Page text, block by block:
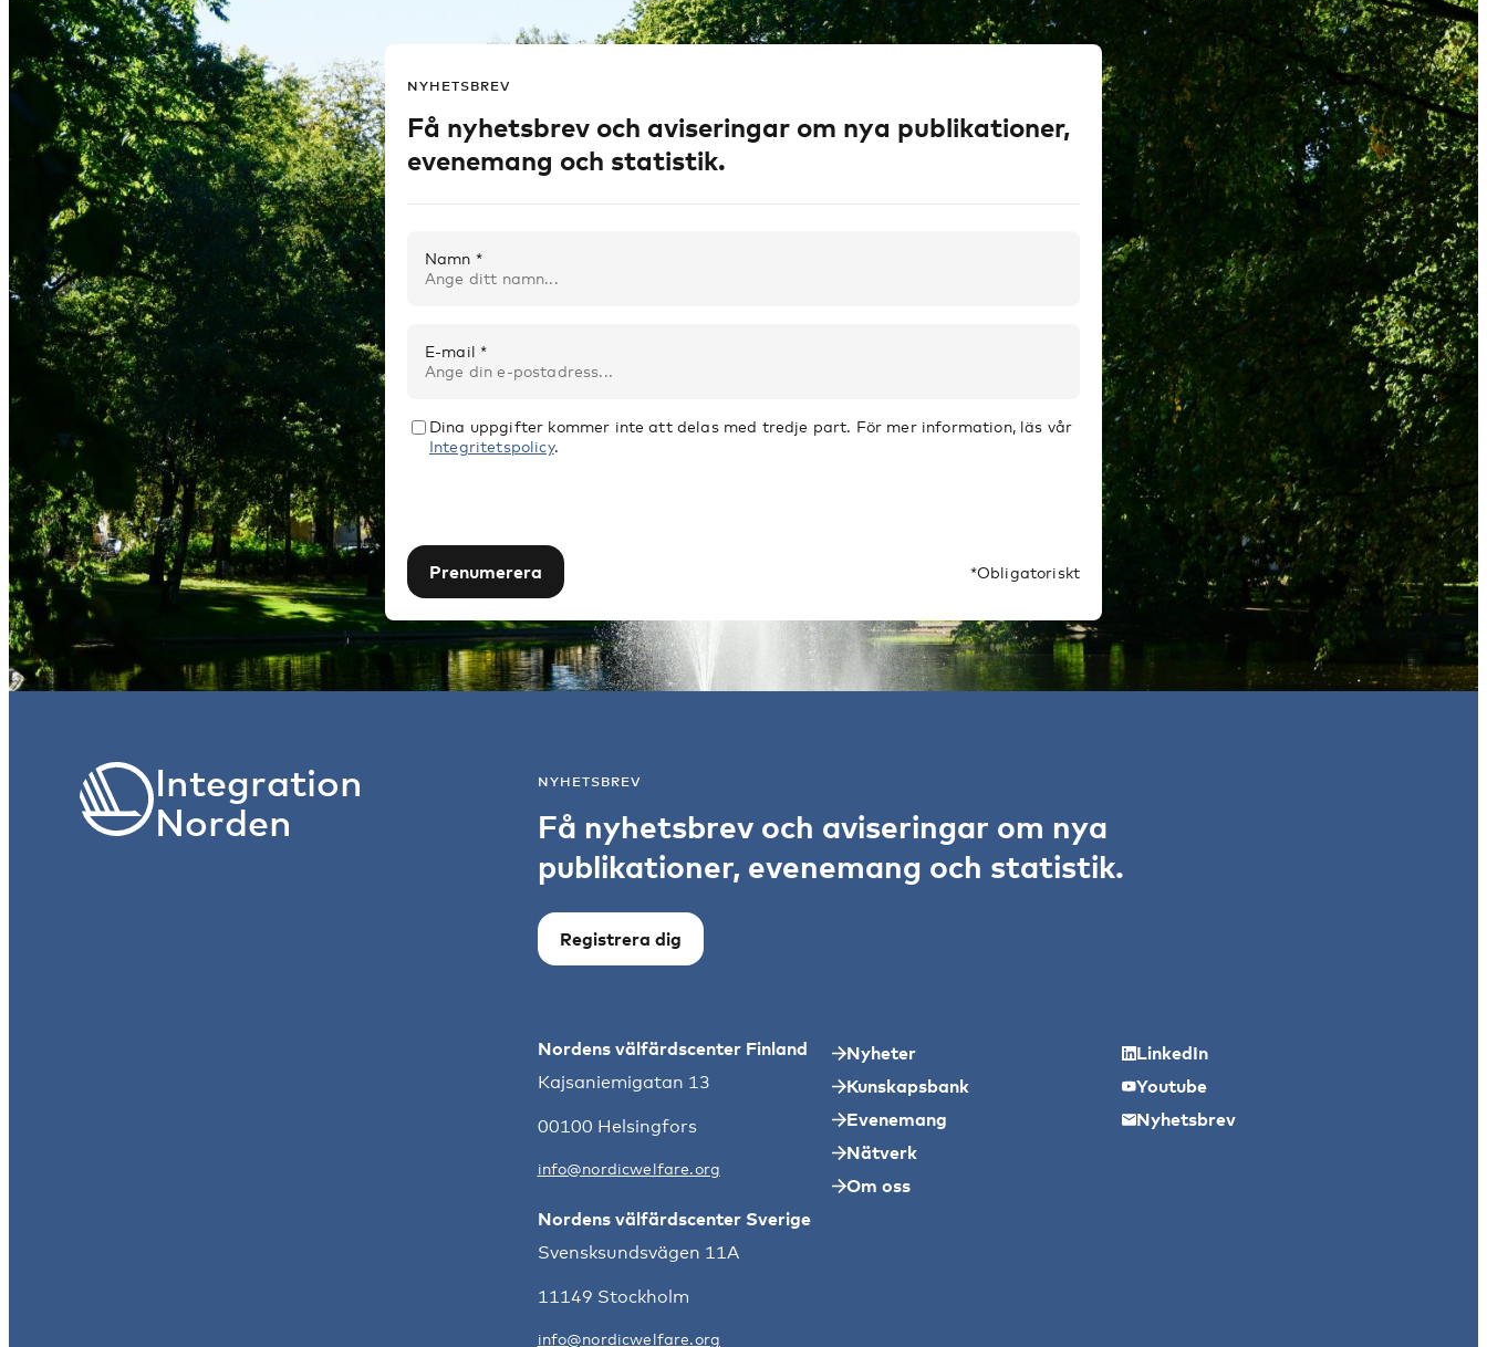
NYHETSBREV
Få nyhetsbrev och aviseringar om nya publikationer,
evenemang och statistik.
Namn *
E-mail *
Dina uppgifter kommer inte att delas med tredje part. För mer information, läs vår
Integritetspolicy.
Prenumerera *Obligatoriskt
Integration
Norden
NYHETSBREV
Få nyhetsbrev och aviseringar om nya
publikationer, evenemang och statistik.
Registrera dig
Nordens välfärdscenter Finland
Kajsaniemigatan 13
00100 Helsingfors
info@nordicwelfare.org
Nordens välfärdscenter Sverige
Svensksundsvägen 11A
11149 Stockholm
info@nordicwelfare.org
Nyheter
Kunskapsbank
Evenemang
Nätverk
Om oss
LinkedIn
Youtube
Nyhetsbrev